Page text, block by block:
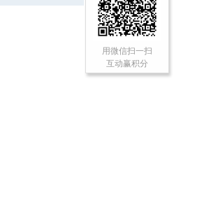
用微信扫一扫
互动赢积分